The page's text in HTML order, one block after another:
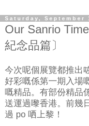
Saturday, September
Our Sanrio
紀念品篇〕
今次呢個展覽都推出
好彩嘅係第一期入場
嘅精品。 有部份精品
送運過嚟香港。前幾
過 po 哂上黎！